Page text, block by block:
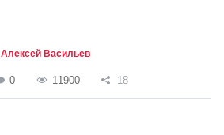
Алексей Васильев
0 11900 18